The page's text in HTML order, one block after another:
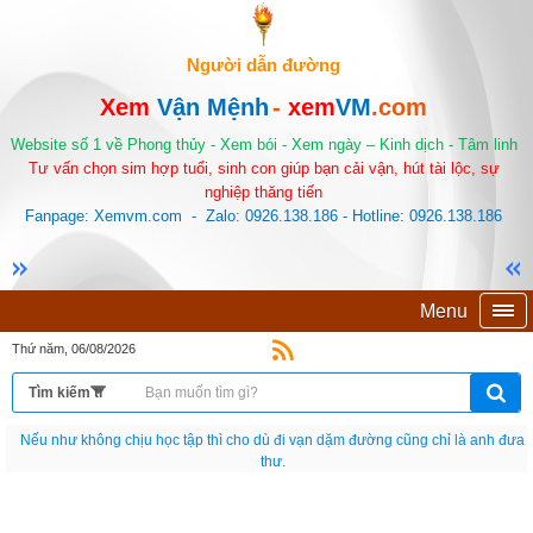
Người dẫn đường
Xem Vận Mệnh- xemVM.com
Website số 1 về Phong thủy - Xem bói - Xem ngày – Kinh dịch - Tâm linh
Tư vấn chọn sim hợp tuổi, sinh con giúp bạn cải vận, hút tài lộc, sự
nghiệp thăng tiến
Fanpage: Xemvm.com - Zalo: 0926.138.186 - Hotline: 0926.138.186
Menu
Thứ năm, 06/08/2026
Bạn sinh ra là một nguyên bản. Đừng chết đi như một bản sao.